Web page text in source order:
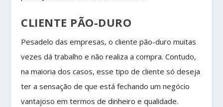
CLIENTE PÃO-DURO
Pesadelo das empresas, o cliente pão-duro muitas
vezes dá trabalho e não realiza a compra. Contudo,
na maioria dos casos, esse tipo de cliente só deseja
ter a sensação de que está fechando um negócio
vantajoso em termos de dinheiro e qualidade.